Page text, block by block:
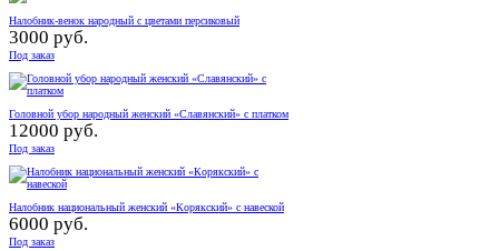
Налобник-венок народный с цветами персиковый
3000 руб.
Под заказ
Головной убор народный женский «Славянский» с платком
12000 руб.
Под заказ
Налобник национальный женский «Корякский» с навеской
6000 руб.
Под заказ